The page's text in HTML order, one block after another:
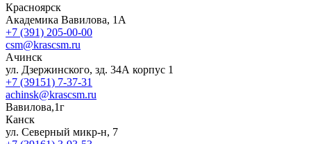
Красноярск
Академика Вавилова, 1А
+7 (391) 205-00-00
csm@krascsm.ru
Ачинск
ул. Дзержинского, зд. 34А корпус 1
+7 (39151) 7-37-31
achinsk@krascsm.ru
Вавилова,1г
Канск
ул. Северный микр-н, 7